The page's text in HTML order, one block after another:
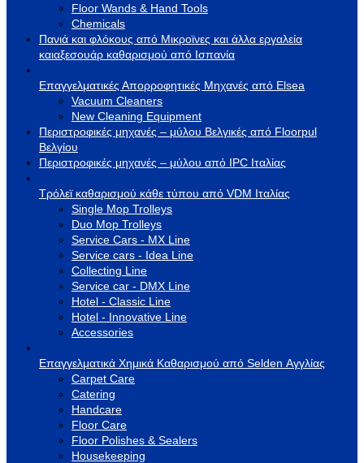
Floor Wands & Hand Tools
Chemicals
Πανιά και φλόκους από Μικροϊνες και άλλα εργαλεία
καιαξεσουάρ καθαρισμού από Ισπανία
Επαγγελματικές Απορροφητικές Μηχανές από Elsea
Vacuum Cleaners
New Cleaning Equipment
Περιστροφικές μηχανές – μύλου Βελγικές από Floorpul
Βελγίου
Περιστροφικές μηχανές – μύλου από IPC Ιταλίας
Τρόλεϊ καθαρισμού κάθε τύπου από VDM Ιταλίας
Single Mop Trolleys
Duo Mop Trolleys
Service Cars - MX Line
Service cars - Idea Line
Collecting Line
Service car - DMX Line
Hotel - Classic Line
Hotel - Innovative Line
Accessories
Επαγγελματικά Χημικά Καθαρισμού από Selden Αγγλίας
Carpet Care
Catering
Handcare
Floor Care
Floor Polishes & Sealers
Housekeeping